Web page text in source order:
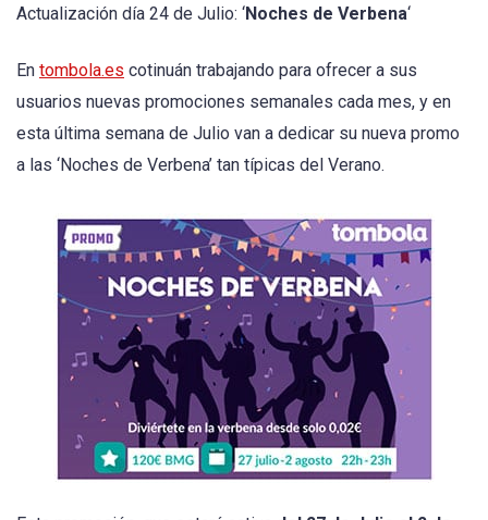
Actualización día 24 de Julio: ‘Noches de Verbena‘
En tombola.es cotinuán trabajando para ofrecer a sus
usuarios nuevas promociones semanales cada mes, y en
esta última semana de Julio van a dedicar su nueva promo
a las ‘Noches de Verbena’ tan típicas del Verano.